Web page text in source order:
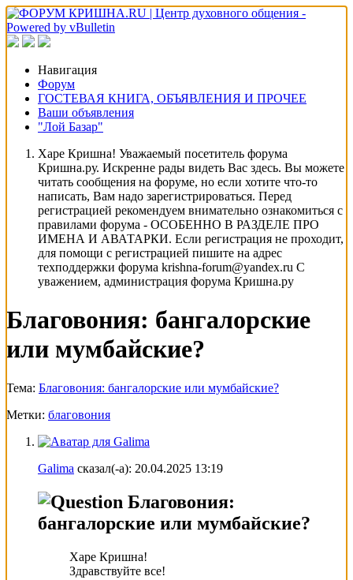
Навигация
Форум
ГОСТЕВАЯ КНИГА, ОБЪЯВЛЕНИЯ И ПРОЧЕЕ
Ваши объявления
"Лой Базар"
Харе Кришна! Уважаемый посетитель форума
Кришна.ру. Искренне рады видеть Вас здесь. Вы можете
читать сообщения на форуме, но если хотите что-то
написать, Вам надо зарегистрироваться. Перед
регистрацией рекомендуем внимательно ознакомиться с
правилами форума - ОСОБЕННО В РАЗДЕЛЕ ПРО
ИМЕНА И АВАТАРКИ. Если регистрация не проходит,
для помощи с регистрацией пишите на адрес
техподдержки форума krishna-forum@yandex.ru С
уважением, администрация форума Кришна.ру
Благовония: бангалорские
или мумбайские?
Тема: Благовония: бангалорские или мумбайские?
Метки: благовония
Galima сказал(-а): 20.04.2025 13:19
Благовония:
бангалорские или мумбайские?
Харе Кришна!
Здравствуйте все!